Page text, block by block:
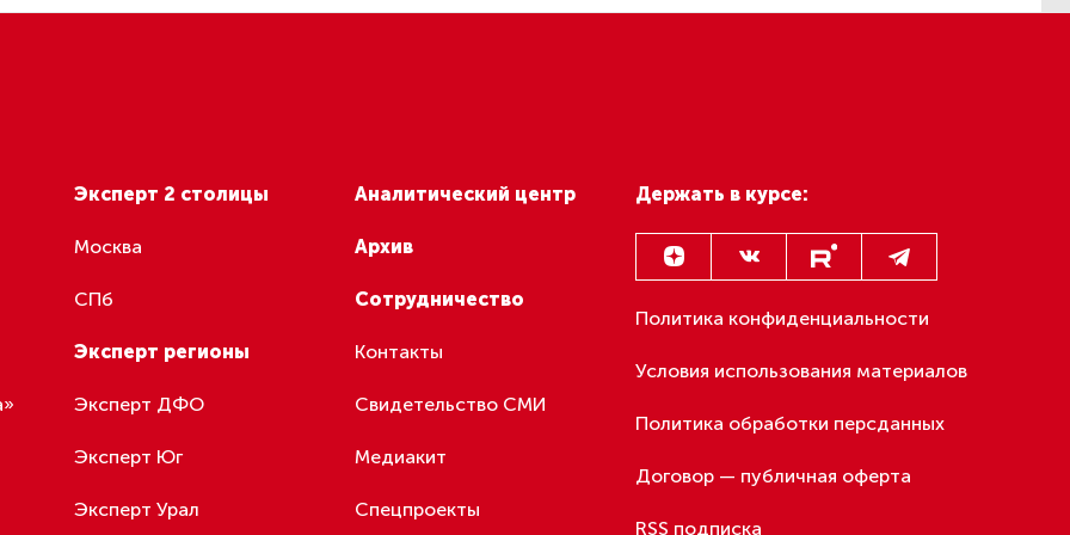
Эксперт 2 столицы
Москва
СПб
Эксперт регионы
Эксперт ДФО
Эксперт Юг
Эксперт Урал
Аналитический центр
Архив
Сотрудничество
Контакты
Свидетельство СМИ
Медиакит
Спецпроекты
Держать в курсе:
Политика конфиденциальности
Условия использования материалов
Политика обработки персданных
Договор — публичная оферта
RSS подписка